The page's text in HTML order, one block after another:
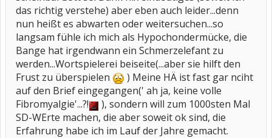
das richtig verstehe) aber eben auch leider...denn
nun heißt es abwarten oder weitersuchen...so
langsam fühle ich mich als Hypochondermücke, die
Bange hat irgendwann ein Schmerzelefant zu
werden...Wortspielerei beiseite(...aber sie hilft den
Frust zu überspielen
) Meine HÄ ist fast gar nciht
auf den Brief eingegangen(' ah ja, keine volle
Fibromyalgie'...?!
), sondern will zum 1000sten Mal
SD-WErte machen, die aber soweit ok sind, die
Erfahrung habe ich im Lauf der Jahre gemacht.